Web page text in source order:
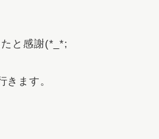
と感謝(*_*;
きます。